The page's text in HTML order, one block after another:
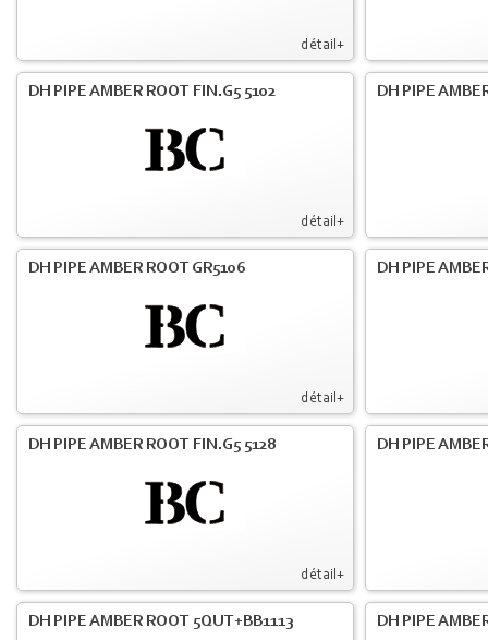
détail+
détail+
DH PIPE AMBER ROOT FIN.G5 5102 DH PIPE
détail+
DH PIPE AMBER ROOT GR5106 DH PIPE
détail+
DH PIPE AMBER ROOT FIN.G5 5128 DH PIPE
DH PIPE AMBER ROOT 5QUT+BB1113 DH PIPE